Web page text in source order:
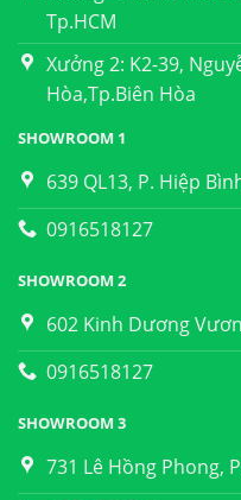
Tp.HCM
Xưởng 2: K2-39,
Hòa,Tp.Biên Hòa
SHOWROOM 1
639 QL13, P. Hiệp
0916518127
SHOWROOM 2
602 Kinh Dương
0916518127
SHOWROOM 3
731 Lê Hồng Phong,